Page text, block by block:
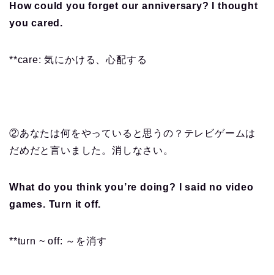
How could you forget our anniversary? I thought
you cared.
**care: 気にかける、心配する
②あなたは何をやっていると思うの？テレビゲームは
だめだと言いました。消しなさい。
What do you think you’re doing? I said no video
games. Turn it off.
**turn ~ off: ～を消す